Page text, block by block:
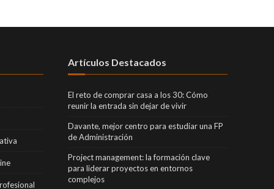
Artículos Destacados
El reto de comprar casa a los 30: Cómo
reunir la entrada sin dejar de vivir
Davante, mejor centro para estudiar una FP
de Administración
Project management: la formación clave
para liderar proyectos en entornos
complejos